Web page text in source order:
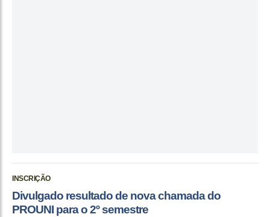
INSCRIÇÃO
Divulgado resultado de nova chamada do
PROUNI para o 2º semestre